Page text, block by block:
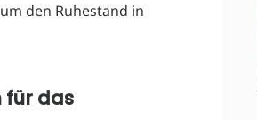
den Ruhestand in
für das